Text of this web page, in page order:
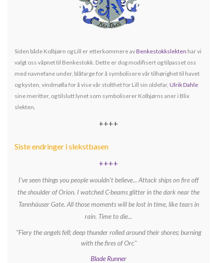
Siden både Kolbjørn og Lill er etterkommere avBenkestokkslekten har vi
valgt oss våpnet til Benkestokk. Dette er dog modifisert og tilpasset oss
med navnefane under, blåfarge for å symbolisere vår tilhørighet til havet
og kysten, vindmølla for å vise vår stolthet for Lill sin oldefar, Ulrik Dahle
sine meritter, og tilslutt lynet som symboliserer Kolbjørns aner i Blix
slekten
++++
Siste endringer i slekstbasen
++++
I've seen things you people wouldn't believe... Attack ships on fire off
the shoulder of Orion. I watched C-beams glitter in the dark near the
Tannhäuser Gate. All those moments will be lost in time, like tears in
rain. Time to die...
"Fiery the angels fell; deep thunder rolled around their shores; burning
with the fires of Orc"
Blade Runner